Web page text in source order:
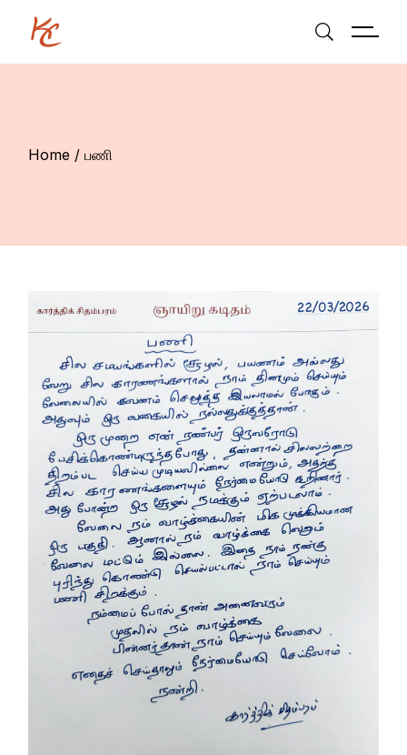
content
Home பணி